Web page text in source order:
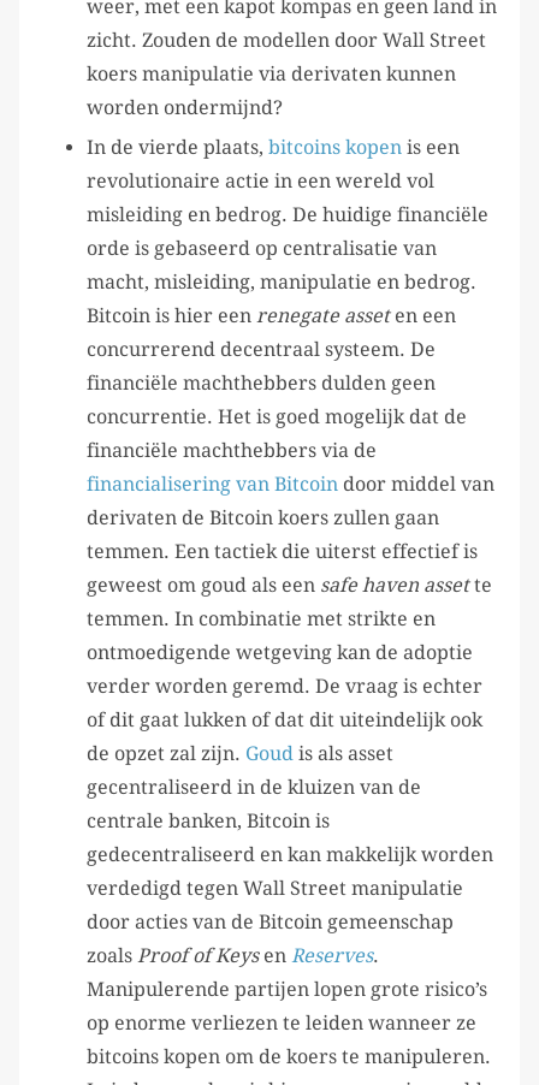
weer, met een kapot kompas en geen land in
zicht. Zouden de modellen door Wall Street
koers manipulatie via derivaten kunnen
worden ondermijnd?
In de vierde plaats, bitcoins kopen is een
revolutionaire actie in een wereld vol
misleiding en bedrog. De huidige financiële
orde is gebaseerd op centralisatie van
macht, misleiding, manipulatie en bedrog.
Bitcoin is hier een renegate asseten een
concurrerend decentraal systeem. De
financiële machthebbers dulden geen
concurrentie. Het is goed mogelijk dat de
financiële machthebbers via de
financialisering van Bitcoin door middel van
derivaten de Bitcoin koers zullen gaan
temmen. Een tactiek die uiterst effectief is
geweest om goud als een safe haven assette
temmen. In combinatie met strikte en
ontmoedigende wetgeving kan de adoptie
verder worden geremd. De vraag is echter
of dit gaat lukken of dat dit uiteindelijk ook
de opzet zal zijn. Goud is als asset
gecentraliseerd in de kluizen van de
centrale banken, Bitcoin is
gedecentraliseerd en kan makkelijk worden
verdedigd tegen Wall Street manipulatie
door acties van de Bitcoin gemeenschap
zoals Proof of Keysen Reserves.
Manipulerende partijen lopen grote risico’s
op enorme verliezen te leiden wanneer ze
bitcoins kopen om de koers te manipuleren.